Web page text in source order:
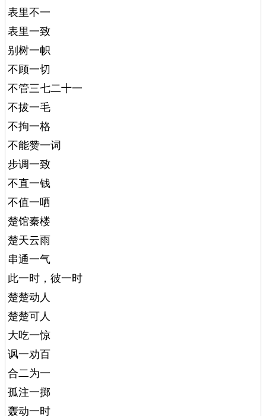
表里不一
表里一致
别树一帜
不顾一切
不管三七二十一
不拔一毛
不拘一格
不能赞一词
步调一致
不直一钱
不值一哂
楚馆秦楼
楚天云雨
串通一气
此一时，彼一时
楚楚动人
楚楚可人
大吃一惊
讽一劝百
合二为一
孤注一掷
轰动一时